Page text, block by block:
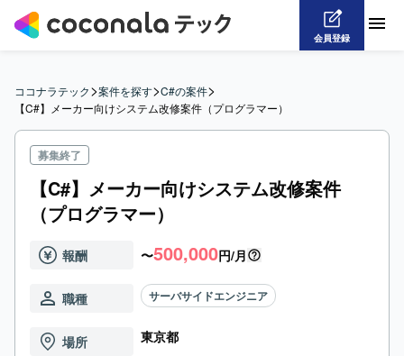
会員登録
ココナラテック>案件を探す>C#の案件>
【C#】メーカー向けシステム改修案件（プログラマー）
募集終了
【C#】メーカー向けシステム改修案件
（プログラマー）
報酬 〜500,000円/月
職種 サーバサイドエンジニア
場所 東京都